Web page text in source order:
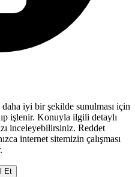
iyi bir şekilde sunulması için
işlenir. Konuyla ilgili detaylı
inceleyebilirsiniz. Reddet
internet sitemizin çalışması
Et